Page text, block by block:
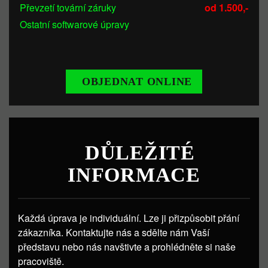
Převzetí tovární záruky
od 1.500,-
Ostatní softwarové úpravy
OBJEDNAT ONLINE
DŮLEŽITÉ
INFORMACE
Každá úprava je individuální. Lze ji přizpůsobit přání
zákazníka. Kontaktujte nás a sdělte nám Vaší
představu nebo nás navštivte a prohlédněte si naše
pracoviště.